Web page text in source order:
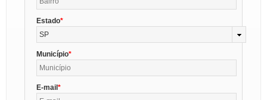
Estado
SP
Município
E-mail